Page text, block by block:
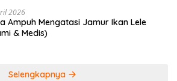
2026
Ampuh Mengatasi Jamur Ikan Lele
& Medis)
Selengkapnya